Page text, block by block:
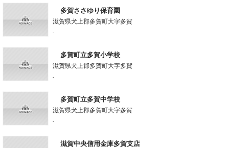
多賀ささゆり保育園
滋賀県犬上郡多賀町大字多賀
-
多賀町立多賀小学校
滋賀県犬上郡多賀町大字多賀
-
多賀町立多賀中学校
滋賀県犬上郡多賀町大字多賀
-
滋賀中央信用金庫多賀支店